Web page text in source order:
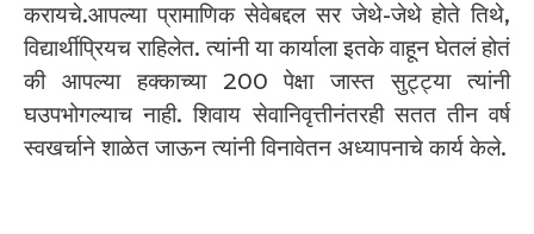
करायचे.आपल्या प्रामाणिक सेवेबद्दल सर जेथे-जेथे होते तिथे,
विद्यार्थीप्रियच राहिलेत. त्यांनी या कार्याला इतके वाहून घेतलं होतं
की आपल्या हक्काच्या 200 पेक्षा जास्त सुट्ट्या त्यांनी
घउपभोगल्याच नाही. शिवाय सेवानिवृत्तीनंतरही सतत तीन वर्ष
स्वखर्चाने शाळेत जाऊन त्यांनी विनावेतन अध्यापनाचे कार्य केले.